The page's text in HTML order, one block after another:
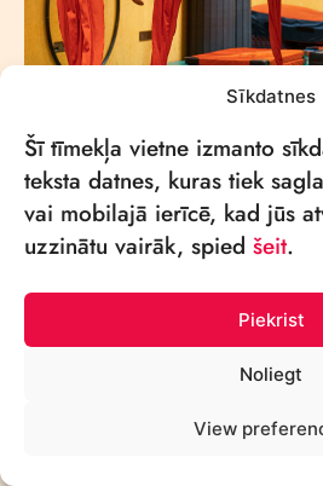
Sīkdatnes
Šī tīmekļa vietne izmanto
teksta datnes, kuras tiek
vai mobilajā ierīcē, kad jūs
uzzinātu vairāk, spied šeit.
Piekrist
Noliegt
View